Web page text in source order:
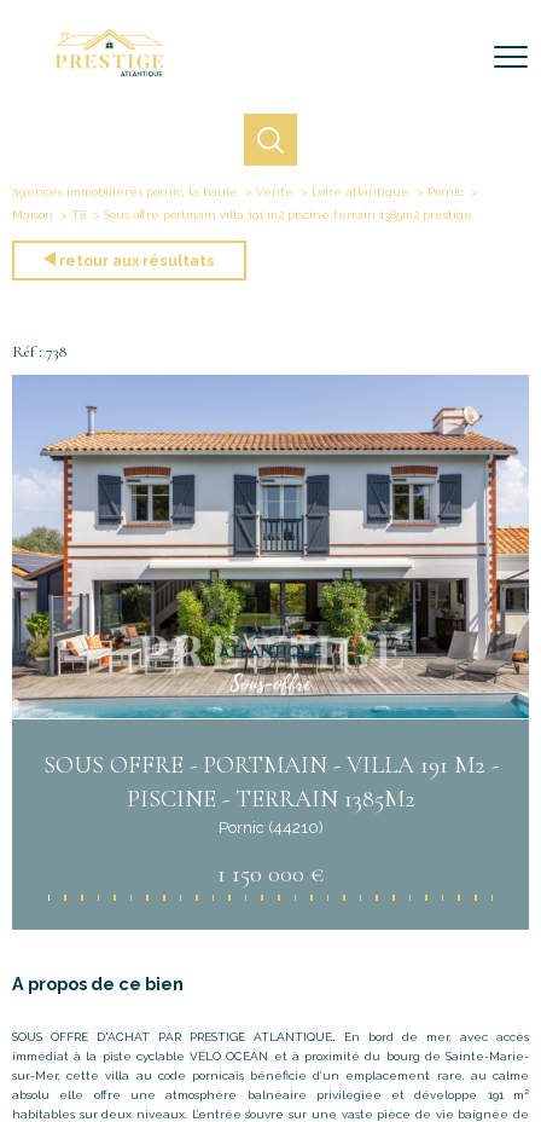
agences immobilières pornic, la baule Vente Loire atlantique
Pornic
Maison
T8 Sous offre portmain villa 191 m2 piscine terrain 1385m2 prestige
retour aux résultats
Réf : 738
SOUS OFFRE - PORTMAIN - VILLA 191 M2 -
PISCINE - TERRAIN 1385M2
Pornic (44210)
1 150 000 €
A propos de ce bien
SOUS OFFRE D'ACHAT PAR PRESTIGE ATLANTIQUE
En bord de mer, avec accès
immédiat à la piste cyclable VÉLO OCEAN et à proximité du bourg de Sainte-Marie-
sur-Mer, cette villa au code pornicais bénéficie d’un emplacement rare, au calme
absolu elle offre une atmosphère balnéaire privilégiée et développe 191 m²
habitables sur deux niveaux. L’entrée s’ouvre sur une vaste pièce de vie baignée de